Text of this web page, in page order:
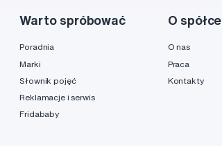
Warto spróbować
Poradnia
Marki
Słownik pojęć
Reklamacje i serwis
Fridababy
O spółce
O nas
Praca
Kontakty